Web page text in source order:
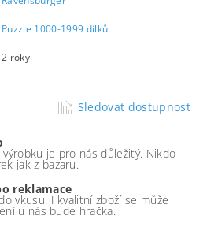
Puzzle 1000-1999 dílků
2 roky
Sledovat dostupnost
je pro nás důležitý. Nikdo
jak z bazaru.
reklamace
vkusu. I kvalitní zboží se může
u nás bude hračka.